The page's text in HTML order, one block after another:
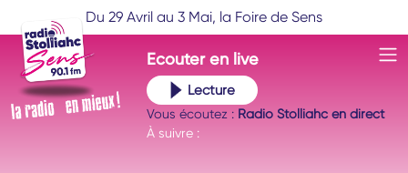
Du 29 Avril au 3 Mai, la Foire de Sens
Ecouteren live
Lecture
Vous écoutez : Radio Stolliahc en direct
À suivre :